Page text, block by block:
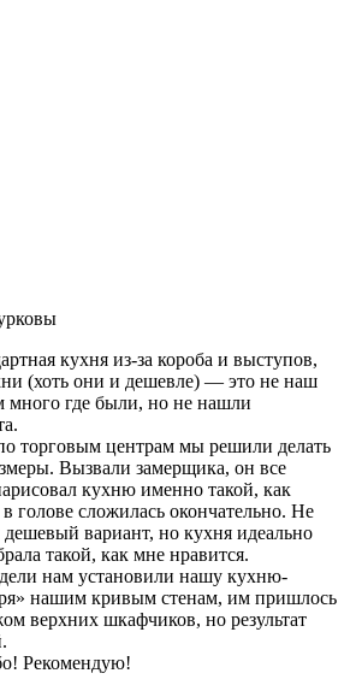
кухня из-за короба и выступов,
(хоть они и дешевле) — это не наш
где были, но не нашли
торговым центрам мы решили делать
Вызвали замерщика, он все
кухню именно такой, как
голове сложилась окончательно. Не
вариант, но кухня идеально
такой, как мне нравится.
нам установили нашу кухню-
нашим кривым стенам, им пришлось
верхних шкафчиков, но результат
Рекомендую!